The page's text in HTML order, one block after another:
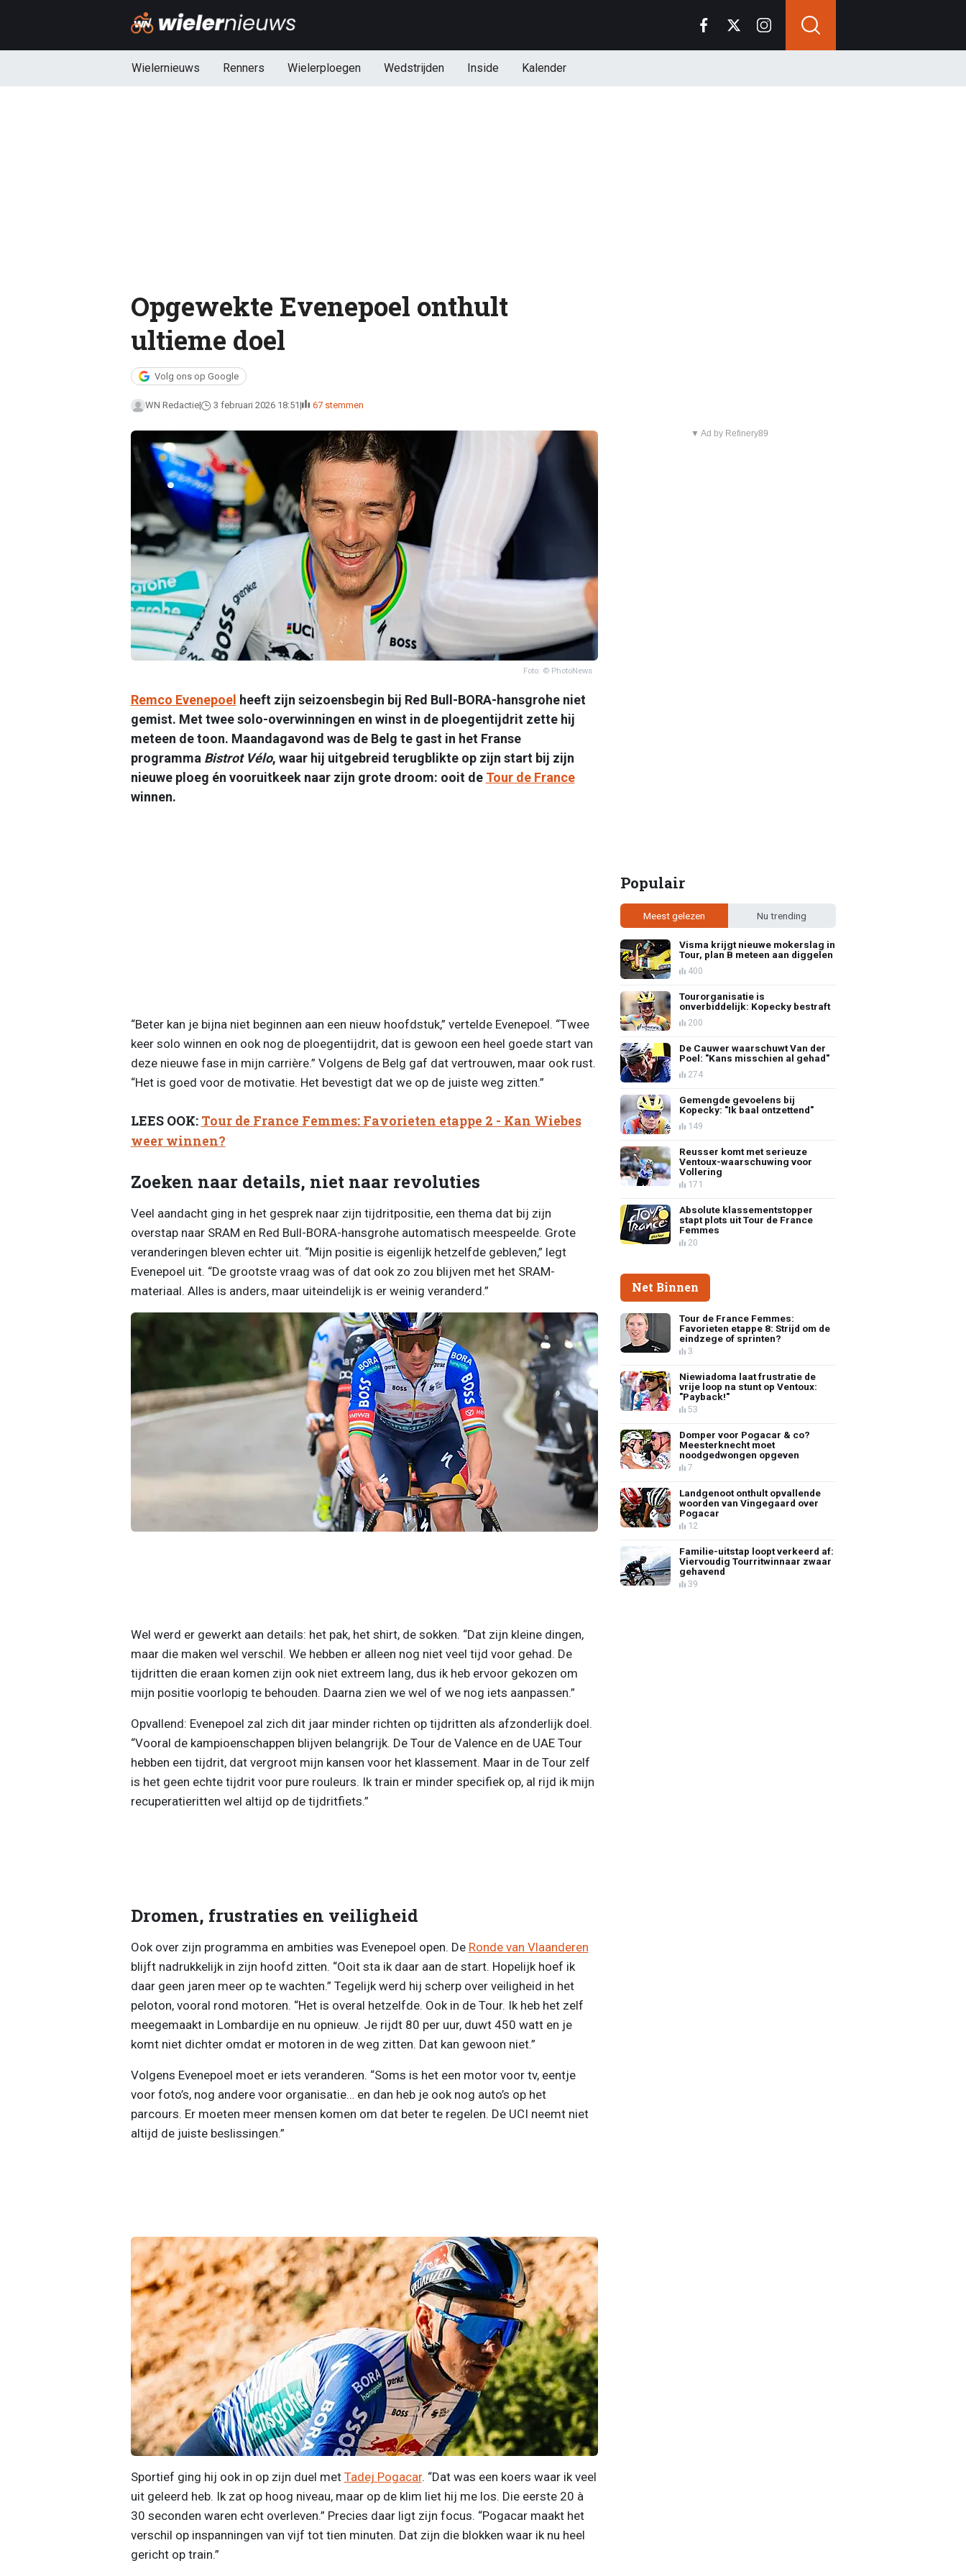
Wielernieuws Renners Wielerploegen Wedstrijden Inside Kalender
Opgewekte Evenepoel onthult
ultieme doel
Volg ons op Google
WN Redactie 3 februari 2026 18:51 67 stemmen
Foto: © PhotoNews
Remco Evenepoel heeft zijn seizoensbegin bij Red Bull-BORA-hansgrohe niet
gemist. Met twee solo-overwinningen en winst in de ploegentijdrit zette hij
meteen de toon. Maandagavond was de Belg te gast in het Franse
programma Bistrot Vélo, waar hij uitgebreid terugblikte op zijn start bij zijn
nieuwe ploeg én vooruitkeek naar zijn grote droom: ooit de Tour de France
winnen.
“Beter kan je bijna niet beginnen aan een nieuw hoofdstuk,” vertelde Evenepoel. “Twee
keer solo winnen en ook nog de ploegentijdrit, dat is gewoon een heel goede start van
deze nieuwe fase in mijn carrière.” Volgens de Belg gaf dat vertrouwen, maar ook rust.
“Het is goed voor de motivatie. Het bevestigt dat we op de juiste weg zitten.”
LEES OOK: Tour de France Femmes: Favorieten etappe 2 - Kan Wiebes
weer winnen?
Zoeken naar details, niet naar revoluties
Veel aandacht ging in het gesprek naar zijn tijdritpositie, een thema dat bij zijn
overstap naar SRAM en Red Bull-BORA-hansgrohe automatisch meespeelde. Grote
veranderingen bleven echter uit. “Mijn positie is eigenlijk hetzelfde gebleven,” legt
Evenepoel uit. “De grootste vraag was of dat ook zo zou blijven met het SRAM-
materiaal. Alles is anders, maar uiteindelijk is er weinig veranderd.”
Wel werd er gewerkt aan details: het pak, het shirt, de sokken. “Dat zijn kleine dingen,
maar die maken wel verschil. We hebben er alleen nog niet veel tijd voor gehad. De
tijdritten die eraan komen zijn ook niet extreem lang, dus ik heb ervoor gekozen om
mijn positie voorlopig te behouden. Daarna zien we wel of we nog iets aanpassen.”
Opvallend: Evenepoel zal zich dit jaar minder richten op tijdritten als afzonderlijk doel.
“Vooral de kampioenschappen blijven belangrijk. De Tour de Valence en de UAE Tour
hebben een tijdrit, dat vergroot mijn kansen voor het klassement. Maar in de Tour zelf
is het geen echte tijdrit voor pure rouleurs. Ik train er minder specifiek op, al rijd ik mijn
recuperatieritten wel altijd op de tijdritfiets.”
Dromen, frustraties en veiligheid
Ook over zijn programma en ambities was Evenepoel open. De Ronde van Vlaanderen
blijft nadrukkelijk in zijn hoofd zitten. “Ooit sta ik daar aan de start. Hopelijk hoef ik
daar geen jaren meer op te wachten.” Tegelijk werd hij scherp over veiligheid in het
peloton, vooral rond motoren. “Het is overal hetzelfde. Ook in de Tour. Ik heb het zelf
meegemaakt in Lombardije en nu opnieuw. Je rijdt 80 per uur, duwt 450 watt en je
komt niet dichter omdat er motoren in de weg zitten. Dat kan gewoon niet.”
Volgens Evenepoel moet er iets veranderen. “Soms is het een motor voor tv, eentje
voor foto’s, nog andere voor organisatie… en dan heb je ook nog auto’s op het
parcours. Er moeten meer mensen komen om dat beter te regelen. De UCI neemt niet
altijd de juiste beslissingen.”
Sportief ging hij ook in op zijn duel met Tadej Pogacar. “Dat was een koers waar ik veel
uit geleerd heb. Ik zat op hoog niveau, maar op de klim liet hij me los. Die eerste 20 à
30 seconden waren echt overleven.” Precies daar ligt zijn focus. “Pogacar maakt het
verschil op inspanningen van vijf tot tien minuten. Dat zijn die blokken waar ik nu heel
gericht op train.”
▼ Ad by Refinery89
Populair
Meest gelezen Nu trending
Visma krijgt nieuwe mokerslag in
Tour, plan B meteen aan diggelen
400
Tourorganisatie is
onverbiddelijk: Kopecky bestraft
200
De Cauwer waarschuwt Van der
Poel: "Kans misschien al gehad"
274
Gemengde gevoelens bij
Kopecky: "Ik baal ontzettend"
149
Reusser komt met serieuze
Ventoux-waarschuwing voor
Vollering
171
Absolute klassementstopper
stapt plots uit Tour de France
Femmes
20
Net Binnen
Tour de France Femmes:
Favorieten etappe 8: Strijd om de
eindzege of sprinten?
3
Niewiadoma laat frustratie de
vrije loop na stunt op Ventoux:
"Payback!"
53
Domper voor Pogacar & co?
Meesterknecht moet
noodgedwongen opgeven
7
Landgenoot onthult opvallende
woorden van Vingegaard over
Pogacar
12
Familie-uitstap loopt verkeerd af:
Viervoudig Tourritwinnaar zwaar
gehavend
39